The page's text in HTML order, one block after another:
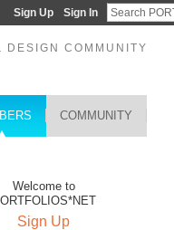
Sign Up Sign In
COMMUNITY
COMMUNITY
Welcome to
Sign Up